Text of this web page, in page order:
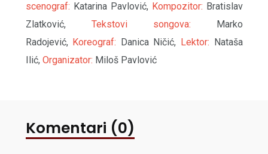
scenograf: Katarina Pavlović, Kompozitor: Bratislav
Zlatković, Tekstovi songova: Marko
Radojević, Koreograf: Danica Ničić, Lektor: Nataša
Ilić, Organizator: Miloš Pavlović
Komentari (0)